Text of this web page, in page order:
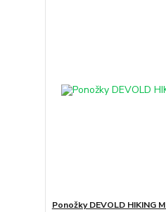
Ponožky DEVOLD HIKING